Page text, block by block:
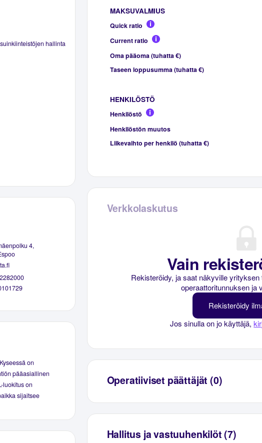
hallinta
4,
on
pääasiallinen
luokitus on
sijaitsee
MAKSUVALMIUS
Quick ratio
Current ratio
Oma pääoma (tuhatta €)
Taseen loppusumma (tuhatta €)
HENKILÖSTÖ
Henkilöstö
Henkilöstön muutos
Liikevaihto per henkilö (tuhatta €)
Verkkolaskutus
Vain
Rekisteröidy, ja saat näkyville
operaattoritunnuksen ja
Rekisteröidy
Jos sinulla on jo käyttäjä,
Operatiiviset päättäjät (0)
Hallitus ja vastuuhenkilöt (7)